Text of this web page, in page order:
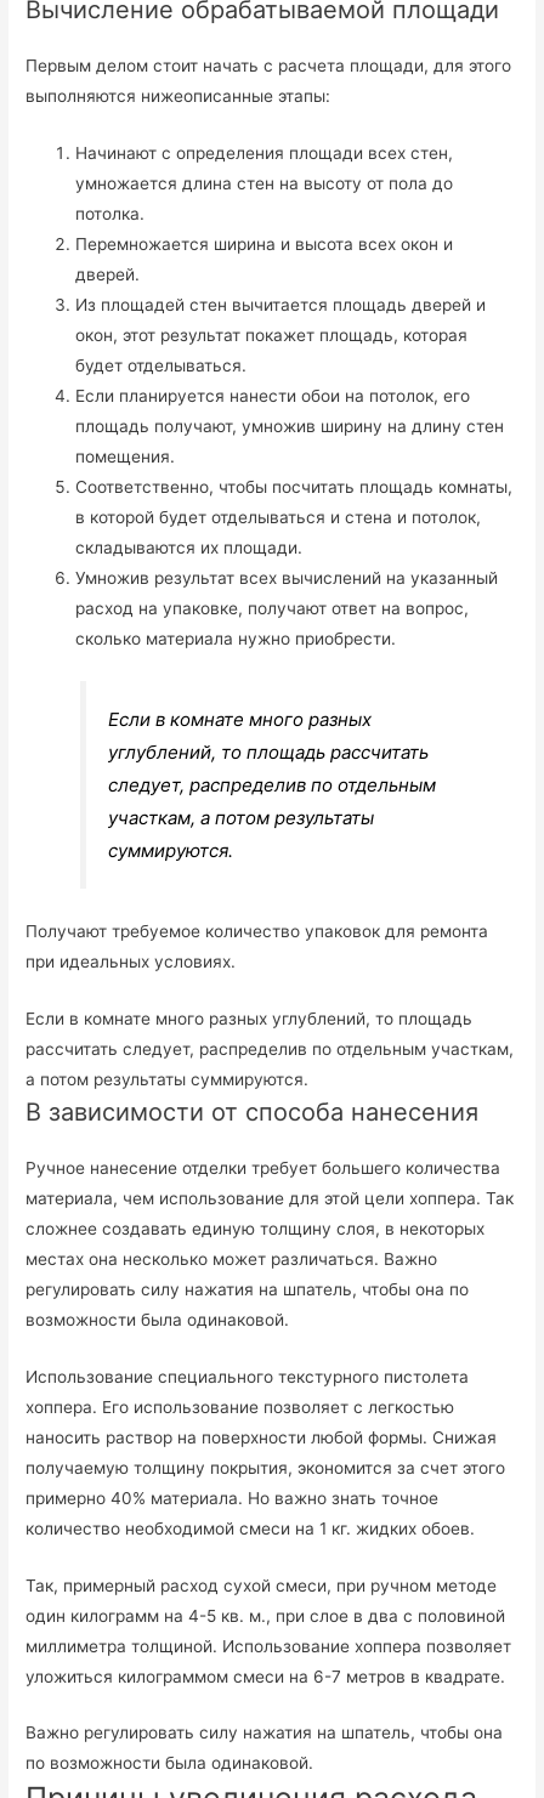
Вычисление обрабатываемой площади
Первым делом стоит начать с расчета площади, для этого
выполняются нижеописанные этапы:
Начинают с определения площади всех стен,
умножается длина стен на высоту от пола до
потолка.
Перемножается ширина и высота всех окон и
дверей.
Из площадей стен вычитается площадь дверей и
окон, этот результат покажет площадь, которая
будет отделываться.
Если планируется нанести обои на потолок, его
площадь получают, умножив ширину на длину стен
помещения.
Соответственно, чтобы посчитать площадь комнаты,
в которой будет отделываться и стена и потолок,
складываются их площади.
Умножив результат всех вычислений на указанный
расход на упаковке, получают ответ на вопрос,
сколько материала нужно приобрести.
Если в комнате много разных
углублений, то площадь рассчитать
следует, распределив по отдельным
участкам, а потом результаты
суммируются.
Получают требуемое количество упаковок для ремонта
при идеальных условиях.
Если в комнате много разных углублений, то площадь
рассчитать следует, распределив по отдельным участкам,
а потом результаты суммируются.
В зависимости от способа нанесения
Ручное нанесение отделки требует большего количества
материала, чем использование для этой цели хоппера. Так
сложнее создавать единую толщину слоя, в некоторых
местах она несколько может различаться. Важно
регулировать силу нажатия на шпатель, чтобы она по
возможности была одинаковой.
Использование специального текстурного пистолета
хоппера. Его использование позволяет с легкостью
наносить раствор на поверхности любой формы. Снижая
получаемую толщину покрытия, экономится за счет этого
примерно 40% материала. Но важно знать точное
количество необходимой смеси на 1 кг. жидких обоев.
Так, примерный расход сухой смеси, при ручном методе
один килограмм на 4-5 кв. м., при слое в два с половиной
миллиметра толщиной. Использование хоппера позволяет
уложиться килограммом смеси на 6-7 метров в квадрате.
Важно регулировать силу нажатия на шпатель, чтобы она
по возможности была одинаковой.